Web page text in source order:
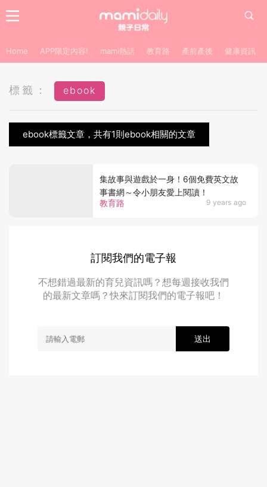
Home APP限定內容! mami熱話 教育路 產前產後 健康資訊
標籤： ebook
ebook標籤文章，共有1則ebook相關的文章
教育路 9 years ago
集故事與遊戲於一身！6個免費英文故
事書網～令小朋友愛上閱讀！
訂閱我們的電子報
不想錯過最新的育兒資訊嗎？想每週接收我們
的最新文章嗎？快來訂閱我們的電子報吧！
送出